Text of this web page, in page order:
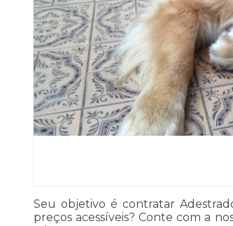
Seu objetivo é contratar
preços acessíveis? Conte com a